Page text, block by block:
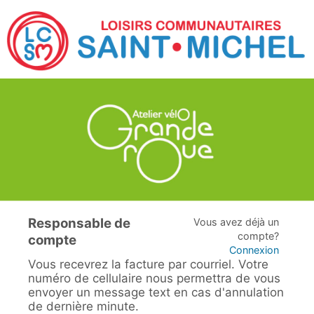
Responsable de
compte
Vous avez déjà un
compte?
Connexion
Vous recevrez la facture par courriel. Votre
numéro de cellulaire nous permettra de vous
envoyer un message text en cas d'annulation
de dernière minute.